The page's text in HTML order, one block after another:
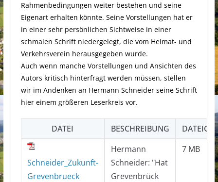
Rahmenbedingungen weiter bestehen und seine
Eigenart erhalten könnte. Seine Vorstellungen hat er
in einer sehr persönlichen Sichtweise in einer
schmalen Schrift niedergelegt, die vom Heimat- und
Verkehrsverein herausgegeben wurde.
Auch wenn manche Vorstellungen und Ansichten des
Autors kritisch hinterfragt werden müssen, stellen
wir im Andenken an Hermann Schneider seine Schrift
hier einem größeren Leserkreis vor.
DATEI BESCHREIBUNG
Schneider_Zukunft-
Grevenbrueck
Hermann
Schneider: "Hat
Grevenbrück
7 MB